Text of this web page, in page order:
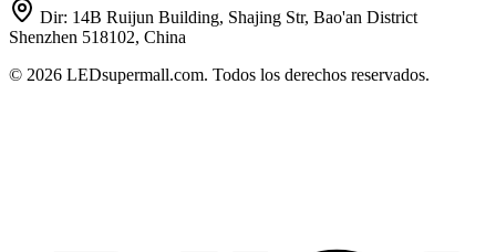
Dir: 14B Ruijun Building, Shajing Str, Bao'an District
Shenzhen 518102, China
© 2026 LEDsupermall.com. Todos los derechos reservados.